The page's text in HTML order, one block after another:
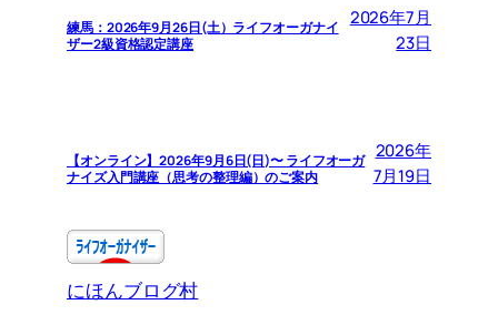
練馬：2026年9月26日(土）ライフオーガナイ
ザー2級資格認定講座
2026年7月
23日
【オンライン】2026年9月6日(日)〜 ライフオーガ
ナイズ入門講座（思考の整理編）のご案内
2026年
7月19日
にほんブログ村